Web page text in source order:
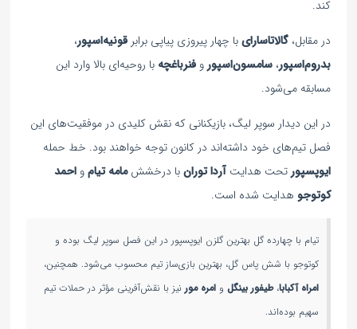
کند.
در مقابل،گالاتاسارایبا چهار پیروزی پیاپی برابرقونیه‌اسپور،
بدروم‌اسپور،سامسون‌اسپور وفنرباغچه با روحیه‌ای بالا وارد این
مسابقه می‌شود.
در این دیدار سوپر لیگ، بازیکنانی که نقش کلیدی در موفقیت‌های این
فصل تیم‌های خود داشته‌اند در کانون توجه خواهند بود. خط حمله
ایوپسپور تحت هدایتآردا تورانبا درخششمامه تیامواحمد
کوتوجو هدایت شده است.
تیام با چهارده گل بهترین گلزن ایوپسپور در این فصل سوپر لیگ بوده و
کوتوجو با شش پاس گل، بهترین بازی‌ساز تیم محسوب می‌شود. همچنین،
امراه آکبابا،طیفور بینگل وامره مور نیز با نقش‌آفرینی مؤثر در حملات تیم
سهیم بوده‌اند.